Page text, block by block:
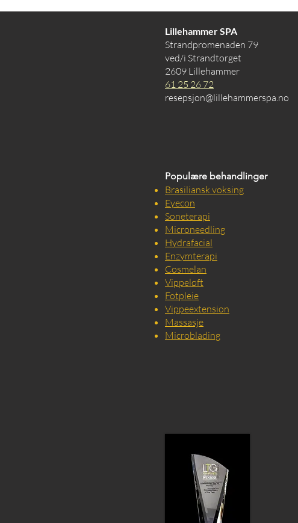
Lillehammer SPA
Strandpromenaden 79
ved/i Strandtorget
2609 Lillehammer
61 25 26 72
resepsjon@lillehammerspa.no
Populære behandlinger
Brasiliansk voksing
Eyecon
Soneterapi
Microneedling
Hydrafacial
Enzymterapi
Cosmelan
Vippeløft
Fotpleie
Vippeextension
Massasje
Microblading